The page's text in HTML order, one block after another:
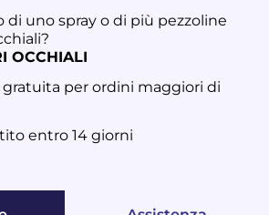
di uno spray o di più pezzoline
OCCHIALI
gratuita per ordini maggiori di
entro 14 giorni